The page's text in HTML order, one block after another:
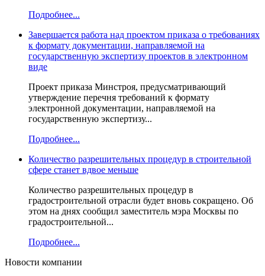
Подробнее...
Завершается работа над проектом приказа о требованиях
к формату документации, направляемой на
государственную экспертизу проектов в электронном
виде
Проект приказа Минстроя, предусматривающий
утверждение перечня требований к формату
электронной документации, направляемой на
государственную экспертизу...
Подробнее...
Количество разрешительных процедур в строительной
сфере станет вдвое меньше
Количество разрешительных процедур в
градостроительной отрасли будет вновь сокращено. Об
этом на днях сообщил заместитель мэра Москвы по
градостроительной...
Подробнее...
Новости компании